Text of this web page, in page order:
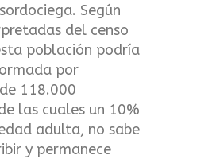
Según
del censo
población podría
por
118.000
las cuales un 10%
adulta, no sabe
y permanece